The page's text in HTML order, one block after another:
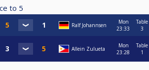
to 5
Ralf Johannsen
Mon
23:33
Table
3
Allein Zulueta
Mon
23:28
Table
1